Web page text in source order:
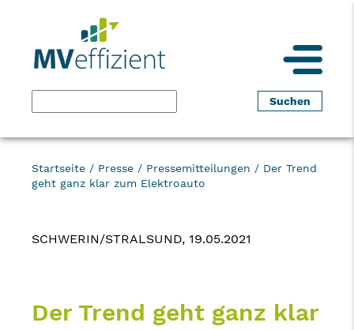
Startseite / Presse / Pressemitteilungen / Der Trend
geht ganz klar zum Elektroauto
SCHWERIN/STRALSUND, 19.05.2021
Der Trend geht ganz klar